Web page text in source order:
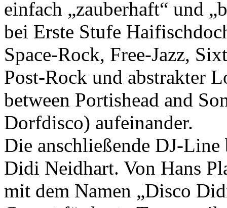
einfach „zauberhaft“ und
bei Erste Stufe
Space-Rock, Free-Jazz,
Post-Rock und abstrakter
between Portishead and
Dorfdisco) aufeinander.
Die anschließende DJ-
Didi Neidhart. Von Hans
mit dem Namen „Disco